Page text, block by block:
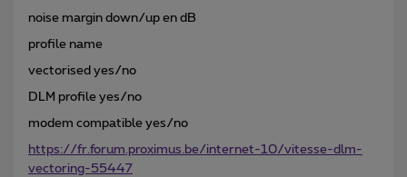
noise margin down/up en dB
profile name
vectorised yes/no
DLM profile yes/no
modem compatible yes/no
https://fr.forum.proximus.be/internet-10/vitesse-dlm-
vectoring-55447